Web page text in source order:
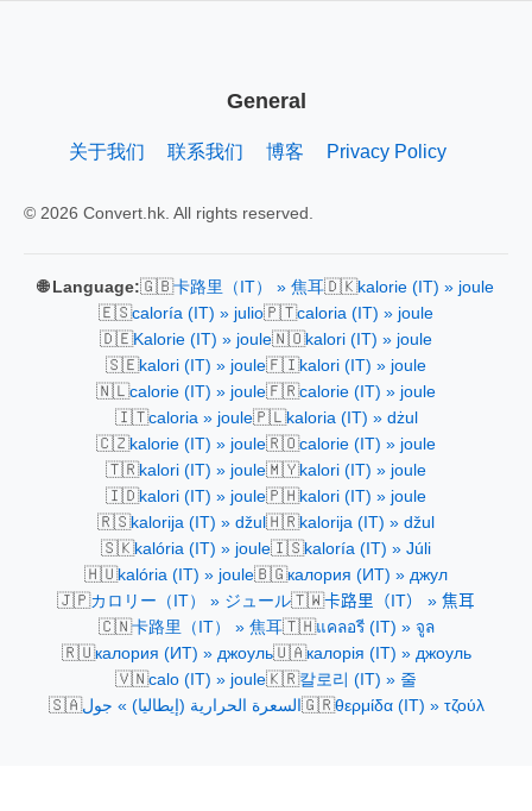
General
关于我们 联系我们 博客 Privacy Policy
© 2026 Convert.hk. All rights reserved.
🌐 Language:🇬🇧卡路里（IT） » 焦耳🇩🇰kalorie (IT) » joule
🇪🇸caloría (IT) » julio🇵🇹caloria (IT) » joule
🇩🇪Kalorie (IT) » joule🇳🇴kalori (IT) » joule
🇸🇪kalori (IT) » joule🇫🇮kalori (IT) » joule
🇳🇱calorie (IT) » joule🇫🇷calorie (IT) » joule
🇮🇹caloria » joule🇵🇱kaloria (IT) » dżul
🇨🇿kalorie (IT) » joule🇷🇴calorie (IT) » joule
🇹🇷kalori (IT) » joule🇲🇾kalori (IT) » joule
🇮🇩kalori (IT) » joule🇵🇭kalori (IT) » joule
🇷🇸kalorija (IT) » džul 🇭🇷kalorija (IT) » džul
🇸🇰kalória (IT) » joule🇮🇸kaloría (IT) » Júli
🇭🇺kalória (IT) » joule🇧🇬калория (ИТ) » джул
🇯🇵カロリー（IT） » ジュール🇹🇼卡路里（IT） » 焦耳
🇨🇳卡路里（IT） » 焦耳🇹🇭แคลอรี (IT) » จูล
🇷🇺калория (ИТ) » джоуль🇺🇦калорія (IT) » джоуль
🇻🇳calo (IT) » joule🇰🇷칼로리 (IT) » 줄
🇸🇦السعرة الحرارية (إيطاليا) » جول 🇬🇷θερμίδα (IT) » τζούλ